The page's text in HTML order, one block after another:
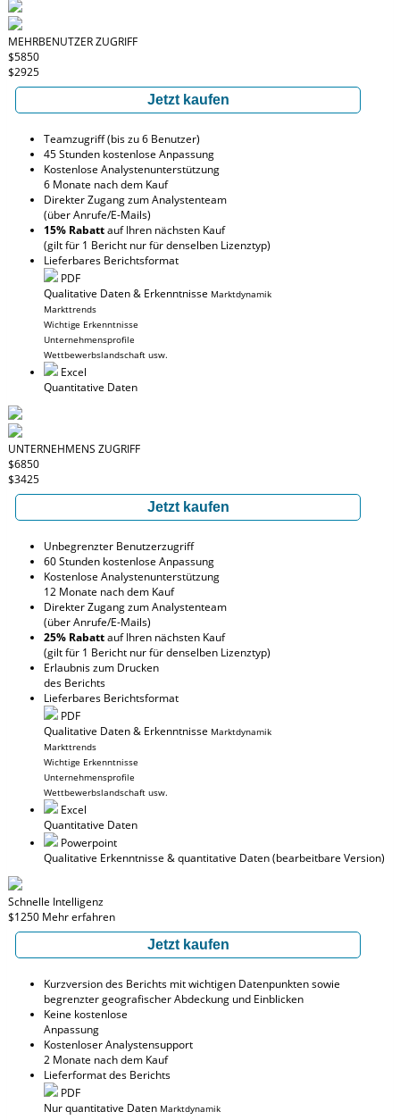
MEHRBENUTZER ZUGRIFF
$5850
$2925
Jetzt kaufen
Teamzugriff (bis zu 6 Benutzer)
45 Stunden kostenlose Anpassung
Kostenlose Analystenunterstützung
6 Monate nach dem Kauf
Direkter Zugang zum Analystenteam
(über Anrufe/E-Mails)
15% Rabattauf Ihren nächsten Kauf
(gilt für 1 Bericht nur für denselben Lizenztyp)
Lieferbares Berichtsformat
PDF
Qualitative Daten & Erkenntnisse Marktdynamik
Markttrends
Wichtige Erkenntnisse
Unternehmensprofile
Wettbewerbslandschaft usw.
Excel
Quantitative Daten
UNTERNEHMENS ZUGRIFF
$6850
$3425
Jetzt kaufen
Unbegrenzter Benutzerzugriff
60 Stunden kostenlose Anpassung
Kostenlose Analystenunterstützung
12 Monate nach dem Kauf
Direkter Zugang zum Analystenteam
(über Anrufe/E-Mails)
25% Rabattauf Ihren nächsten Kauf
(gilt für 1 Bericht nur für denselben Lizenztyp)
Erlaubnis zum Drucken
des Berichts
Lieferbares Berichtsformat
PDF
Qualitative Daten & Erkenntnisse Marktdynamik
Markttrends
Wichtige Erkenntnisse
Unternehmensprofile
Wettbewerbslandschaft usw.
Excel
Quantitative Daten
Powerpoint
Qualitative Erkenntnisse & quantitative Daten(bearbeitbare Version)
Schnelle Intelligenz
$1250 Mehr erfahren
Jetzt kaufen
Kurzversion des Berichts mit wichtigen Datenpunkten sowie
begrenzter geografischer Abdeckung und Einblicken
Keine kostenlose
Anpassung
Kostenloser Analystensupport
2 Monate nach dem Kauf
Lieferformat des Berichts
PDF
Nur quantitative Daten Marktdynamik